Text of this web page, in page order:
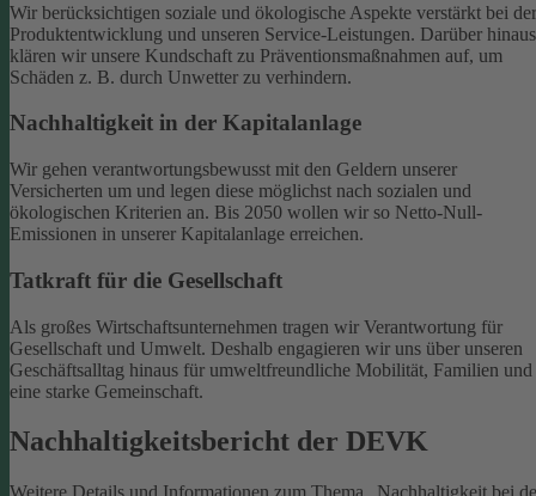
Wir berücksichtigen soziale und ökologische Aspekte verstärkt bei der
Produktentwicklung und unseren Service-Leistungen. Darüber hinaus
klären wir unsere Kundschaft zu Präventionsmaßnahmen auf, um
Schäden z. B. durch Unwetter zu verhindern.
Nachhaltigkeit in der Kapitalanlage
Wir gehen verantwortungsbewusst mit den Geldern unserer
Versicherten um und legen diese möglichst nach sozialen und
ökologischen Kriterien an. Bis 2050 wollen wir so Netto-Null-
Emissionen in unserer Kapitalanlage erreichen.
Tatkraft für die Gesellschaft
Als großes Wirtschaftsunternehmen tragen wir Verantwortung für
Gesellschaft und Umwelt. Deshalb engagieren wir uns über unseren
Geschäftsalltag hinaus für umweltfreundliche Mobilität, Familien und
eine starke Gemeinschaft.
Nachhaltigkeitsbericht der DEVK